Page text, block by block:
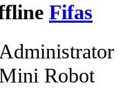
Fifas
Administrator
Robot